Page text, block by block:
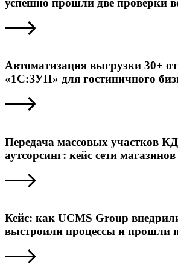
успешно прошли две проверки
Автоматизация выгрузки 30+
«1С:ЗУП» для гостиничного
Передача массовых участков
аутсорсинг: кейс сети
Кейс: как UCMS Group
выстроили процессы и прошли